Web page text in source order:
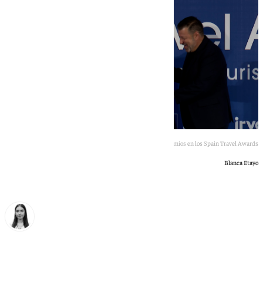
El alcalde de Málaga tras recibir uno de los premios en los Spain Travel Awards
Blanca Etayo